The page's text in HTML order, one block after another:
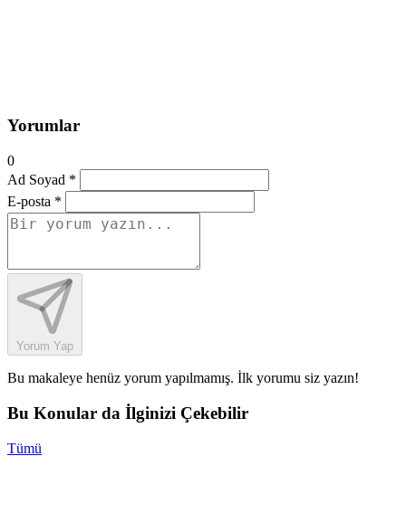
Yorumlar
0
Ad Soyad *
E-posta *
Yorum Yap
Bu makaleye henüz yorum yapılmamış. İlk yorumu siz yazın!
Bu Konular da İlginizi Çekebilir
Tümü